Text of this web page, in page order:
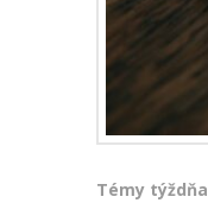
Témy týždňa